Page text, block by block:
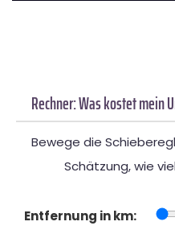
Rechner: Was kostet mein
Bewege die
Schätzung, wie
Entfernung in km: